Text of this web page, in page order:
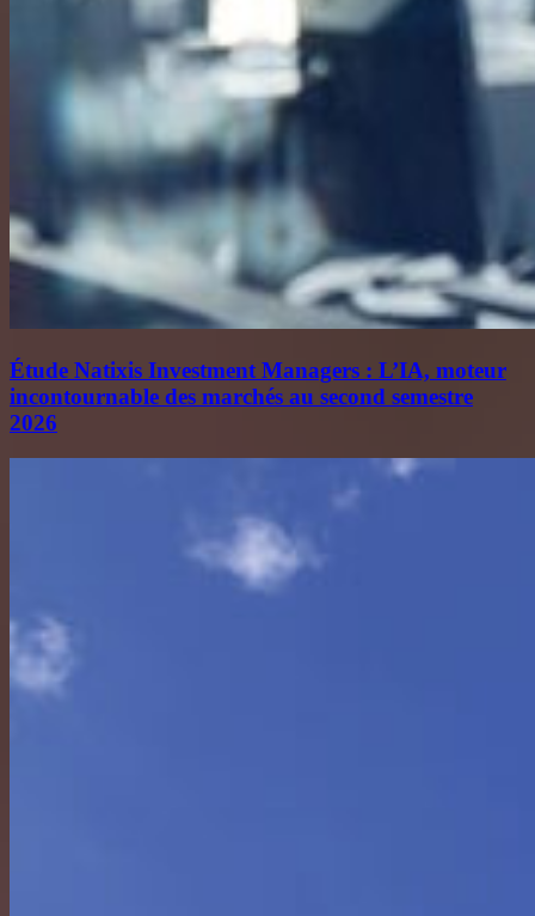
Étude Natixis Investment Managers : L’IA, moteur
incontournable des marchés au second semestre
2026